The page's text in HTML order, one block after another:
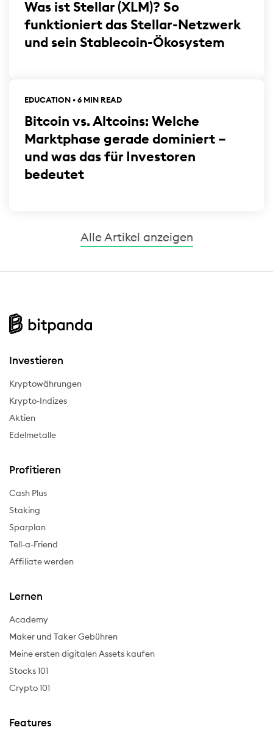
Was ist Stellar (XLM)? So
funktioniert das Stellar-Netzwerk
und sein Stablecoin-Ökosystem
EDUCATION • 6 MIN READ
Bitcoin vs. Altcoins: Welche
Marktphase gerade dominiert –
und was das für Investoren
bedeutet
Alle Artikel anzeigen
Investieren
Kryptowährungen
Krypto-Indizes
Aktien
Edelmetalle
Profitieren
Cash Plus
Staking
Sparplan
Tell-a-Friend
Affiliate werden
Lernen
Academy
Maker und Taker Gebühren
Meine ersten digitalen Assets kaufen
Stocks 101
Crypto 101
Features